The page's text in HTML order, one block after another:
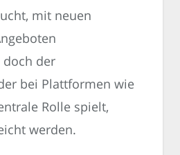
mit neuen
doch der
bei Plattformen wie
Rolle spielt,
werden.